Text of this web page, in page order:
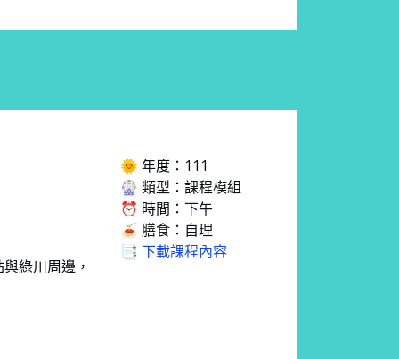
綠川周邊，
🌞 年度：111
🎡 類型：課程模組
⏰ 時間：下午
🍝 膳食：自理
📑 下載課程內容